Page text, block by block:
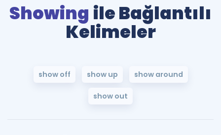
Showing ile Bağlantılı
Kelimeler
show off show up show around
show out